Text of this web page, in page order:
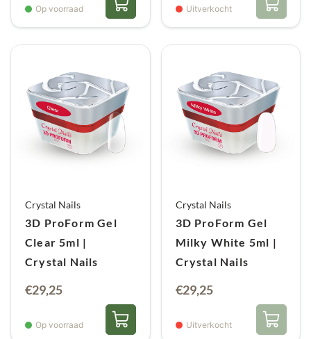
Op voorraad Uitverkocht
Crystal Nails
3D ProForm Gel
Clear 5ml |
Crystal Nails
€29,25
Op voorraad
Crystal Nails
3D ProForm Gel
Milky White 5ml |
Crystal Nails
€29,25
Uitverkocht